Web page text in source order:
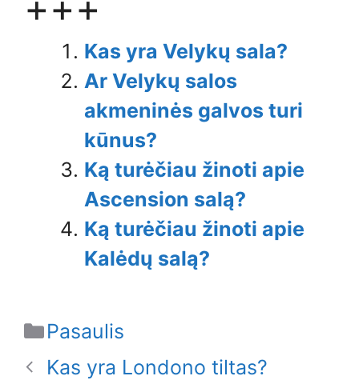
Kas yra Velykų sala?
Ar Velykų salos
akmeninės galvos turi
kūnus?
Ką turėčiau žinoti apie
Ascension salą?
Ką turėčiau žinoti apie
Kalėdų salą?
Categories
Pasaulis
Kas yra Londono tiltas?